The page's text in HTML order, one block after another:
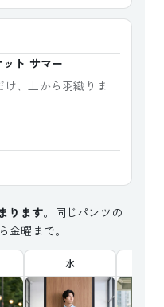
ト サマー
け、上から羽織りま
ります。同じパンツの
金曜まで。
水